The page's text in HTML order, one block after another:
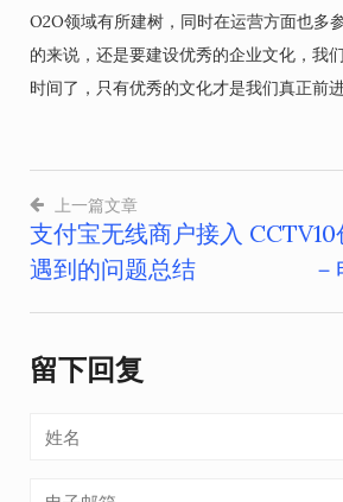
O2O领域有所建树，同时在运营方面也多
的来说，还是要建设优秀的企业文化，我
时间了，只有优秀的文化才是我们真正前进
文
章
航
上一篇文章
支付宝无线商户接入
遇到的问题总结
留下回复